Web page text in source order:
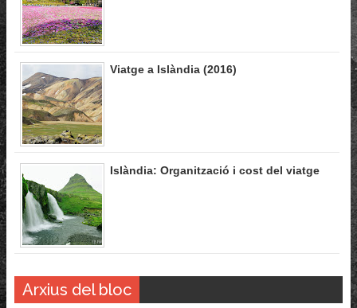
Viatge a Islàndia (2016)
Islàndia: Organització i cost del viatge
Arxius del bloc